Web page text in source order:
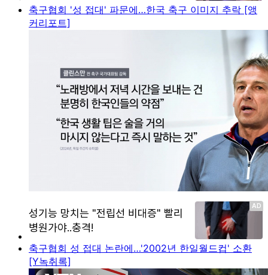
축구협회 '성 접대' 파문에…한국 축구 이미지 추락 [앵
커리포트]
축구협회 성 접대 논란에…'2002년 한일월드컵' 소환
[Y녹취록]